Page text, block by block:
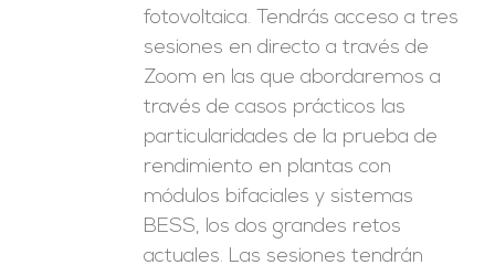
fotovoltaica. Tendrás acceso a tres
sesiones en directo a través de
Zoom en las que abordaremos a
través de casos prácticos las
particularidades de la prueba de
rendimiento en plantas con
módulos bifaciales y sistemas
BESS, los dos grandes retos
actuales. Las sesiones tendrán